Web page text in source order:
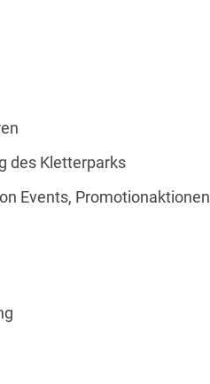
des Kletterparks
Events, Promotionaktionen